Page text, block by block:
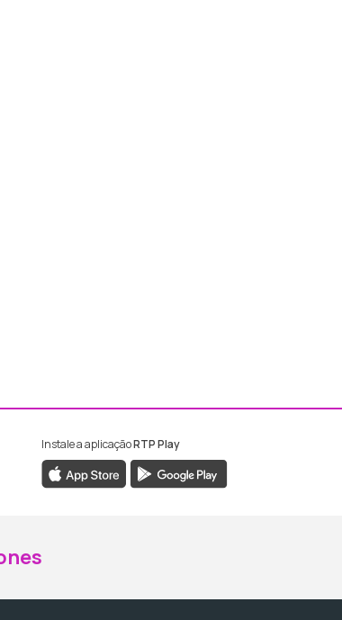
RTP Madeira
da RTP Madeira
Instale a aplicaçãoRTP Play